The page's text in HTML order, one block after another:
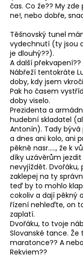
čas. Co že?? My
ne!, nebo dobře,
Těšnovský tunel
vydechnutí (ty jsou
je dlouhý??).
A další
Nábřeží tentokráte
doby, kdy jsem
Pak ho časem
doby viselo.
Prezidenta a
hudební skladatel
Antonín). Tady
a dnes ani kolo, ani
pěkně nasr....., že k
díky uzávěrům
nevyjíždět.
zaklepej na ty
teď by to mohlo
cokoliv a dají pěkný
řízení nehleďte, on
zaplatí.
Dvořáku, to tvoje
Slovanské tance. Že
maratonce?? A
Rekviem??